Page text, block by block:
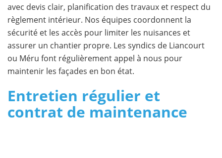
avec devis clair, planification des travaux et respect du
règlement intérieur. Nos équipes coordonnent la
sécurité et les accès pour limiter les nuisances et
assurer un chantier propre. Les syndics de Liancourt
ou Méru font régulièrement appel à nous pour
maintenir les façades en bon état.
Entretien régulier et
contrat de maintenance